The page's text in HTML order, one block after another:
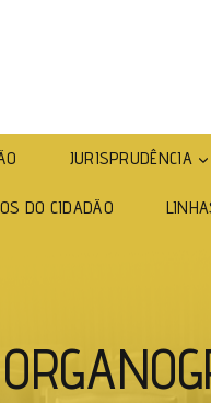
JURISPRUDÊNCIA
DO CIDADÃO